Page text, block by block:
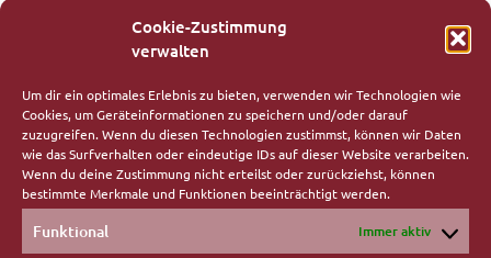
Cookie-Zustimmung
verwalten
Um dir ein optimales Erlebnis zu bieten, verwenden wir Technologien wie
Cookies, um Geräteinformationen zu speichern und/oder darauf
zuzugreifen. Wenn du diesen Technologien zustimmst, können wir Daten
wie das Surfverhalten oder eindeutige IDs auf dieser Website verarbeiten.
Wenn du deine Zustimmung nicht erteilst oder zurückziehst, können
bestimmte Merkmale und Funktionen beeinträchtigt werden.
Funktional Immer aktiv
Wohngemeinschaft:
51580 Reichshof-Eckenhagen
Rechtliches
Impressum